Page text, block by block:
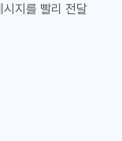
지를 빨리 전달